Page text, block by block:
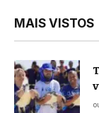
MAIS VISTOS